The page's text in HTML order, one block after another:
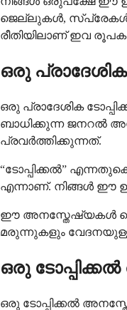
ജെല്ലുകൾ, സ്പ്രേകൾ
രീതിയിലാണ് ഇവ
ഒരു
ഒരു പ്രാദേശിക
ബാധിക്കുന്ന ജനറൽ
പ്രവർത്തിക്കുന്നത്.
“ടോപ്പിക്കൽ”
എന്നാണ്. നിങ്ങൾ ഈ
ഈ അനസ്തേഷ്യകൾ
മരുന്നുകളും
ഒരു
ഒരു ടോപ്പിക്കൽ